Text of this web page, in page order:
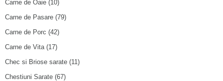
Carne de Oaie (10)
Carne de Pasare (79)
Carne de Porc (42)
Carne de Vita(17)
Chec si Briose sarate (11)
Chestiuni Sarate (67)